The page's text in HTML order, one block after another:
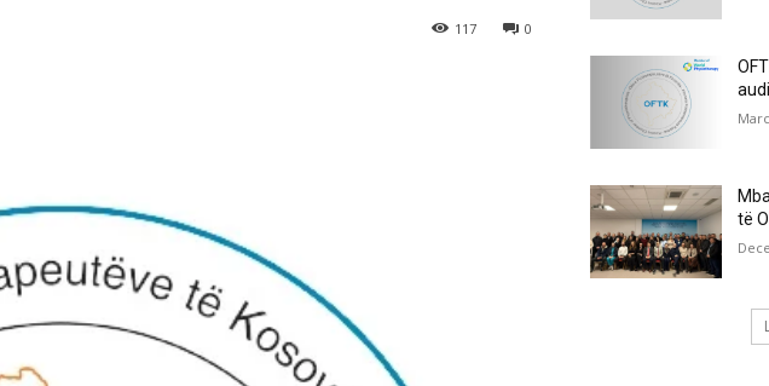
0
117
të